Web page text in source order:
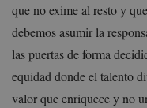
que no exime al resto y
debemos asumir la
las puertas de forma
equidad donde el talento
valor que enriquece y no